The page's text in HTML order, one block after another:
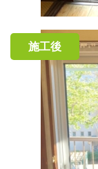
施工後